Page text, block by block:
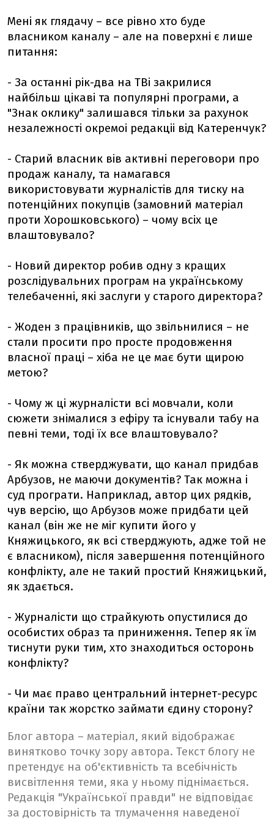
Мені як глядачу – все рівно хто буде
власником каналу – але на поверхні є лише
питання:
- За останні рік-два на ТВі закрилися
найбільш цікаві та популярні програми, а
"Знак оклику" залишався тільки за рахунок
незалежності окремоі редакціі від Катеренчук?
- Старий власник вів активні переговори про
продаж каналу, та намагався
використовувати журналістів для тиску на
потенційних покупців (замовний матеріал
проти Хорошковського) – чому всіх це
влаштовувало?
- Новий директор робив одну з кращих
розслідувальних програм на українському
телебаченні, які заслуги у старого директора?
- Жоден з працівників, що звільнилися – не
стали просити про просте продовження
власної праці – хіба не це має бути щирою
метою?
- Чому ж ці журналісти всі мовчали, коли
сюжети знімалися з ефіру та існували табу на
певні теми, тоді їх все влаштовувало?
- Як можна стверджувати, що канал придбав
Арбузов, не маючи документів? Так можна і
суд програти. Наприклад, автор цих рядків,
чув версію, що Арбузов може придбати цей
канал (він же не міг купити його у
Княжицького, як всі стверджують, адже той не
є власником), після завершення потенційного
конфлікту, але не такий простий Княжицький,
як здається.
- Журналісти що страйкують опустилися до
особистих образ та приниження. Тепер як їм
тиснути руки тим, хто знаходиться осторонь
конфлікту?
- Чи має право центральний інтернет-ресурс
країни так жорстко займати єдину сторону?
Блог автора – матеріал, який відображає
винятково точку зору автора. Текст блогу не
претендує на об'єктивність та всебічність
висвітлення теми, яка у ньому піднімається.
Редакція "Української правди" не відповідає
за достовірність та тлумачення наведеної